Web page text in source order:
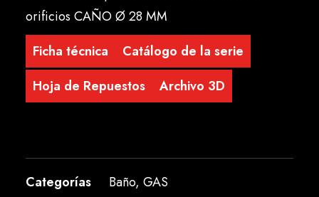
orificios CAÑO Ø 28 MM
Ficha técnica
Catálogo de la serie
Hoja de Repuestos
Archivo 3D
Categorías Baño, GAS